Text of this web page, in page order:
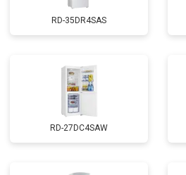
RD-35DR4SAS
RD-27DC4SAW